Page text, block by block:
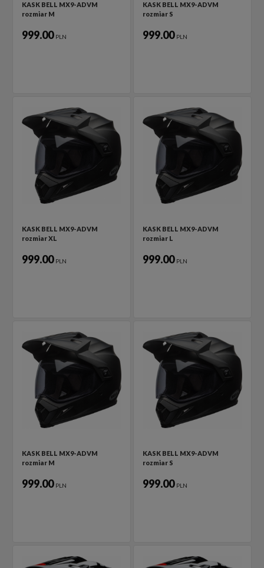
KASK BELL MX9-ADVM
rozmiar M
999.00 PLN
KASK BELL MX9-ADVM
rozmiar S
999.00 PLN
KASK BELL MX9-ADVM
rozmiar XL
999.00 PLN
KASK BELL MX9-ADVM
rozmiar L
999.00 PLN
KASK BELL MX9-ADVM
rozmiar M
999.00 PLN
KASK BELL MX9-ADVM
rozmiar S
999.00 PLN